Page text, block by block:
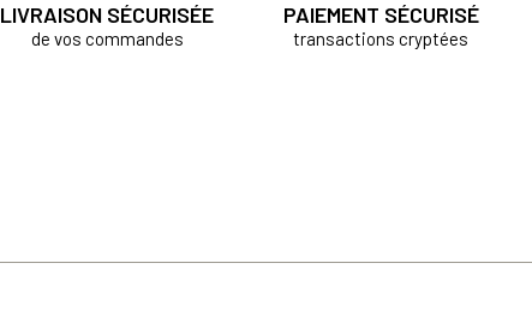
LIVRAISON SÉCURISÉE
de vos commandes
PAIEMENT SÉCURISÉ
transactions cryptées